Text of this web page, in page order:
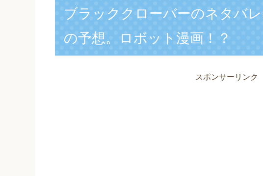
ブラッククローバーのネタバ
の予想。ロボット漫画！？
スポンサーリンク